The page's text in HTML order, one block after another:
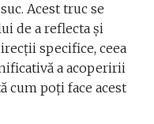
Acest truc se
de a reflecta și
specifice, ceea
a acoperirii
cum poți face acest